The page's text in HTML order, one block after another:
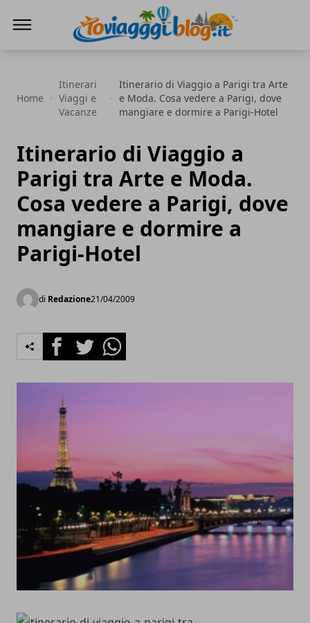
Home
Itinerari
Viaggi e
Vacanze
Itinerario di Viaggio a Parigi tra Arte
e Moda. Cosa vedere a Parigi, dove
mangiare e dormire a Parigi-Hotel
Itinerario di Viaggio a
Parigi tra Arte e Moda.
Cosa vedere a Parigi, dove
mangiare e dormire a
Parigi-Hotel
di Redazione21/04/2009
FacebookTwitterWhatsapp